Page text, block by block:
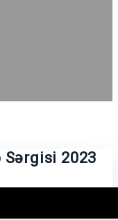
Sərgisi 2023